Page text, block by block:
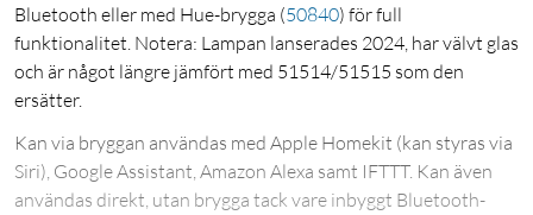
Bluetooth eller med Hue-brygga (50840) för full
funktionalitet. Notera: Lampan lanserades 2024, har välvt glas
och är något längre jämfört med 51514/51515 som den
ersätter.
Kan via bryggan användas med Apple Homekit (kan styras via
Siri), Google Assistant, Amazon Alexa samt IFTTT. Kan även
användas direkt, utan brygga tack vare inbyggt Bluetooth-